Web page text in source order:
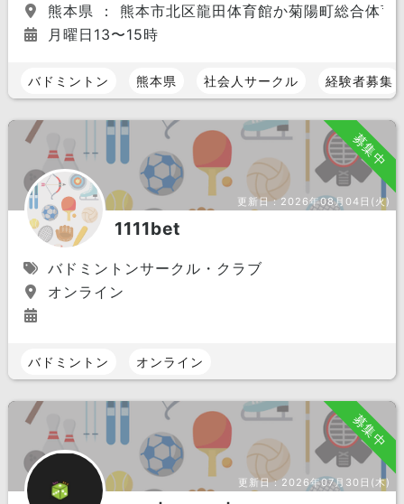
熊本県 ： 熊本市北区龍田体育館か菊陽町総合体育
月曜日13〜15時
バドミントン 熊本県 社会人サークル 経験者募集
募集中
更新日：2026年08月04日(火)
1111bet
バドミントンサークル・クラブ
オンライン
バドミントン オンライン
募集中
更新日：2026年07月30日(木)